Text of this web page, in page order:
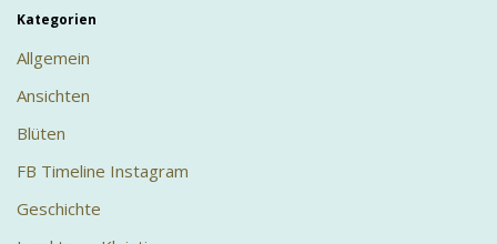
Kategorien
Allgemein
Ansichten
Blüten
FB Timeline Instagram
Geschichte